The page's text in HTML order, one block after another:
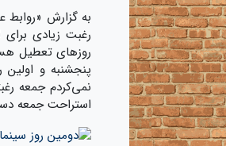
به گزارش «روابط
رغبت زیادی
روزهای تعطیل
پنجشنبه و
نمی‌کردم جمعه
استراحت جمعه